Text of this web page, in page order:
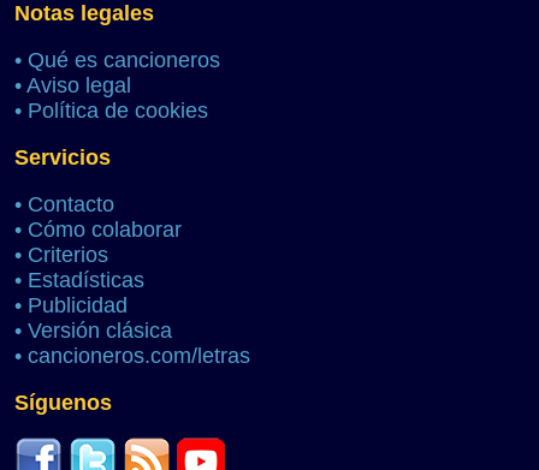
Notas legales
• Qué es cancioneros
• Aviso legal
• Política de cookies
Servicios
• Contacto
• Cómo colaborar
• Criterios
• Estadísticas
• Publicidad
• Versión clásica
• cancioneros.com/letras
Síguenos